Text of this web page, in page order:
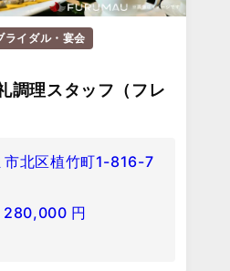
ライダル・宴会
調理スタッフ（フレ
市北区植竹町1-816-7
280,000 円